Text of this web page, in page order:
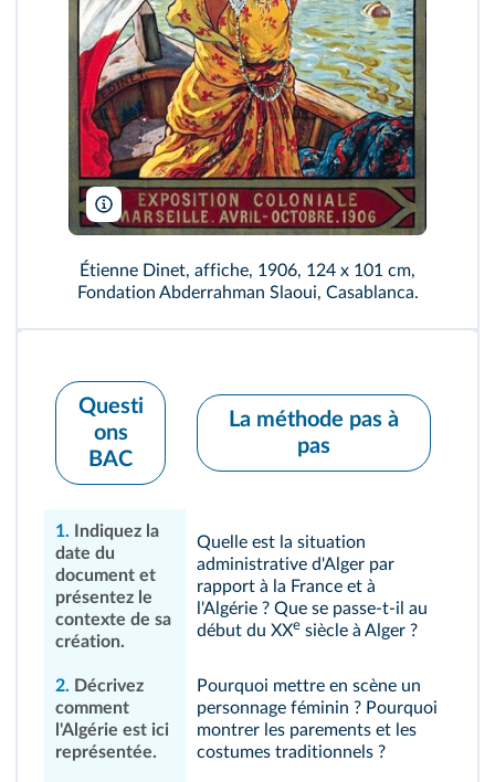
Fondation Abderrahman Slaoui/DR
Étienne Dinet, affiche, 1906, 124 x 101 cm,
Fondation Abderrahman Slaoui, Casablanca.
Questi
ons
BAC
La méthode pas à
pas
1.
Indiquez la
date du
document et
présentez le
contexte de sa
création.
Quelle est la situation
administrative d'Alger par
rapport à la France et à
l'Algérie ? Que se passe-t-il au
début du XXe siècle à Alger ?
2. Décrivez
comment
l'Algérie est ici
représentée.
Pourquoi mettre en scène un
personnage féminin ? Pourquoi
montrer les parements et les
costumes traditionnels ?